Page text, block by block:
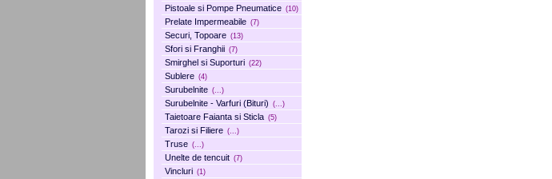
Pistoale si Pompe Pneumatice (10)
Prelate Impermeabile (7)
Securi, Topoare (13)
Sfori si Franghii (7)
Smirghel si Suporturi (22)
Sublere (4)
Surubelnite (...)
Surubelnite - Varfuri (Bituri) (...)
Taietoare Faianta si Sticla (5)
Tarozi si Filiere (...)
Truse (...)
Unelte de tencuit (7)
Vincluri (1)